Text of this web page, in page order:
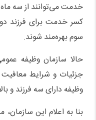
خدمت می‌توانند از سه
کسر خدمت برای فرزند
سوم بهره‌مند شوند.
حالا سازمان وظیفه
جزئیات و شرایط
وظیفه دارای سه فرزند و
بنا به اعلام این